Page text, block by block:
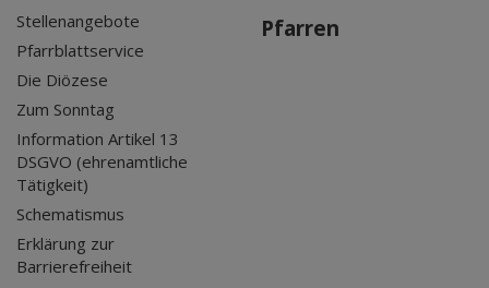
Stellenangebote
Pfarrblattservice
Die Diözese
Zum Sonntag
Information Artikel 13
DSGVO (ehrenamtliche
Tätigkeit)
Schematismus
Erklärung zur
Barrierefreiheit
Pfarren